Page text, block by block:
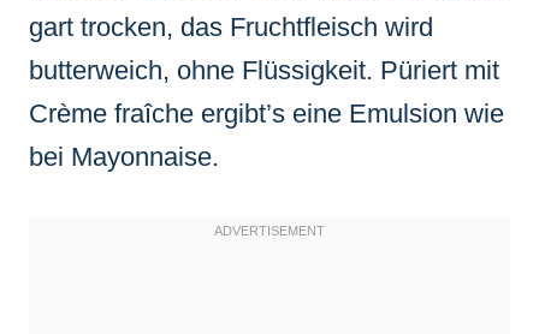
gart trocken, das Fruchtfleisch wird
butterweich, ohne Flüssigkeit. Püriert mit
Crème fraîche ergibt’s eine Emulsion wie
bei Mayonnaise.